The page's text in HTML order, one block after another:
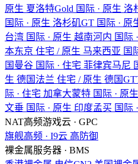
原生 夏洛特Gold 国际 · 原生 洛
国际 · 原生 洛杉矶GT 国际 · 原
台湾 国际 · 原生 越南河内 国际
本东京 住宅 / 原生 马来西亚 国
国曼谷 国际 · 住宅 菲律宾马尼
生 德国法兰 住宅 / 原生 德国
际 · 住宅 加拿大蒙特 国际 · 原生
文垂 国际 · 原生 印度孟买 国际
NAT高频游戏云 · GPC
旗舰高频 · I9云 高防御
裸金属服务器 · BMS